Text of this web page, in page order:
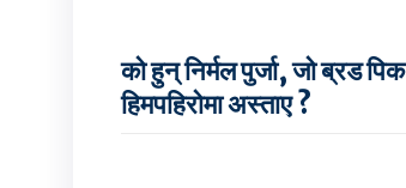
को हुन् निर्मल पुर्जा, जो ब्रड पिक
हिमपहिरोमा अस्ताए ?